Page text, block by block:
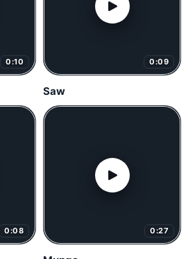
0:10 0:09
Saw
0:08 0:27